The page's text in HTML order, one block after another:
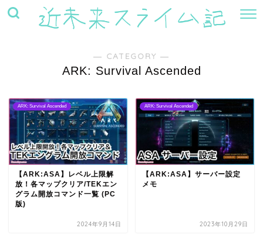
― CATEGORY ―
ARK: Survival Ascended
ARK: Survival Ascended
【ARK:ASA】レベル上限解
放！各マップクリア/TEKエン
グラム開放コマンド一覧 (PC
版)
2024年9月14日
ARK: Survival Ascended
【ARK:ASA】サーバー設定
メモ
2023年10月29日